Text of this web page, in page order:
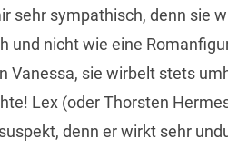
sehr sympathisch, denn sie
und nicht wie eine
Vanessa, sie wirbelt stets
Lex (oder Thorsten
denn er wirkt sehr